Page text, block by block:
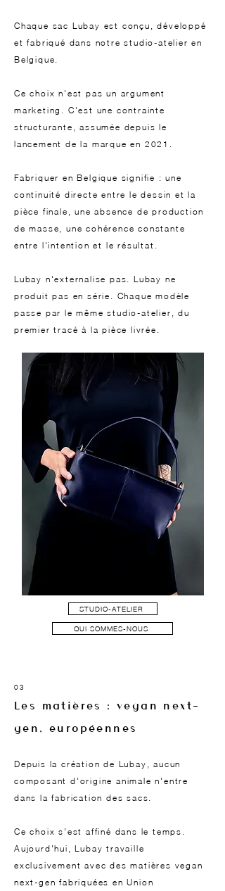
Chaque sac Lubay est conçu, développé
et fabriqué dans notre studio-atelier en
Belgique.
Ce choix n'est pas un argument
marketing. C'est une contrainte
structurante, assumée depuis le
lancement de la marque en 2021.
Fabriquer en Belgique signifie : une
continuité directe entre le dessin et la
pièce finale, une absence de production
de masse, une cohérence constante
entre l'intention et le résultat.
Lubay n'externalise pas. Lubay ne
produit pas en série. Chaque modèle
passe par le même studio-atelier, du
premier tracé à la pièce livrée.
STUDIO-ATELIER
QUI SOMMES-NOUS
03
Les matières : vegan next-
gen, européennes
Depuis la création de Lubay, aucun
composant d'origine animale n'entre
dans la fabrication des sacs.
Ce choix s'est affiné dans le temps.
Aujourd'hui, Lubay travaille
exclusivement avec des matières vegan
next-gen fabriquées en Union